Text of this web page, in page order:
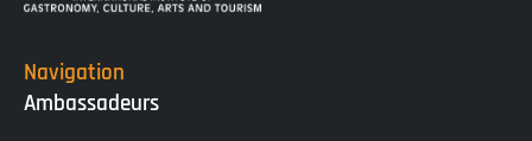
Navigation
Ambassadeurs